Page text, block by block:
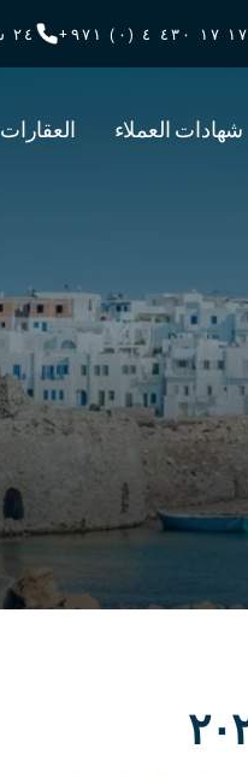
١٧ ١٧ ٤٣٠ ٤ (٠) ٩٧١+ ٢٤ ساعة
شهادات العملاء العقارات